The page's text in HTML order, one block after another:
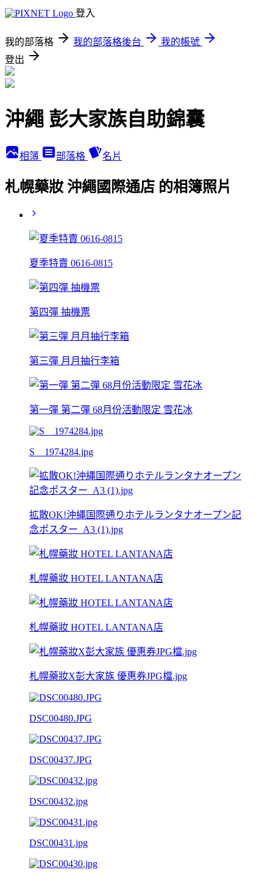
登入
我的部落格 我的部落格後台
我的帳號
登出
沖繩 彭大家族自助錦囊
相簿 部落格 名片
札幌藥妝 沖繩國際通店 的相簿照片
夏季特賣 0616-0815
第四彈 抽機票
第三彈 月月抽行李箱
第一彈 第二彈 68月份活動限定 雪花冰
S__1974284.jpg
拡散OK!沖縄国際通りホテルランタナオープン記
念ポスター_A3 (1).jpg
札幌藥妝 HOTEL LANTANA店
札幌藥妝 HOTEL LANTANA店
札幌藥妝X彭大家族 優惠券JPG檔.jpg
DSC00480.JPG
DSC00437.JPG
DSC00432.jpg
DSC00431.jpg